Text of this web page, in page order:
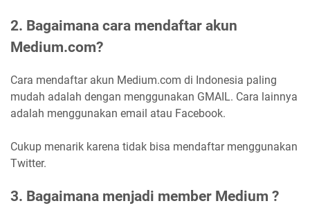
2. Bagaimana cara mendaftar akun
Medium.com?
Cara mendaftar akun Medium.com di Indonesia paling
mudah adalah dengan menggunakan GMAIL. Cara lainnya
adalah menggunakan email atau Facebook.
Cukup menarik karena tidak bisa mendaftar menggunakan
Twitter.
3. Bagaimana menjadi member Medium ?